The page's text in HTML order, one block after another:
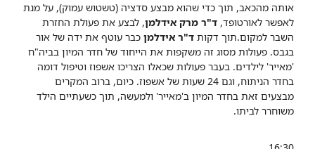
אותה מהכאב, תוך כדי שהוא מבצע סדציה (טשטוש עמוק), על מנת
לאפשר לאורטופד, ד"​ר מרק אידלמן, לבצע את פעולת החזרת
השבר למקום.תוך דקות ד"ר אידלמן כבר עוטף את ידה של אור
בגבס. פעולות מסוג זה משקפות את הייחוד של חדר המיון בביה"ח
'מאייר' לילדים. בעבר פעולות שכאלו הצריכו אשפוז וטיפול דומה
בחדר הניתוח, וגם 24 שעות של אשפוז. כיום, ברוב המקרים
מבצעים זאת בחדר המיון ב'מאייר' ולמעשה, תוך כשעתיים הילד
משוחרר לביתו.